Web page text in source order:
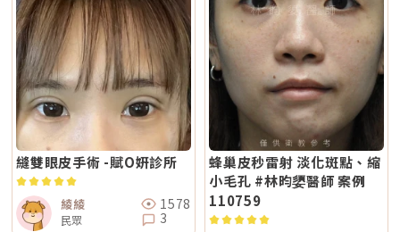
縫雙眼皮手術 -賦O姸診所
綾綾
民眾
1578
3
蜂巢皮秒雷射 淡化斑點、縮
小毛孔 #林昀嬃醫師 案例
110759